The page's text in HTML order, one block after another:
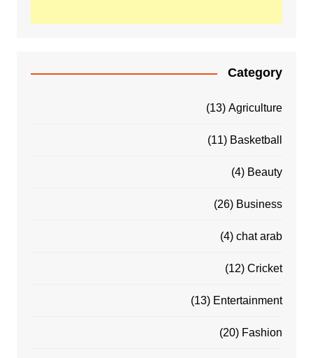
Category
Agriculture
(13)
Basketball
(11)
Beauty
(4)
Business
(26)
chat arab
(4)
Cricket
(12)
Entertainment
(13)
Fashion
(20)